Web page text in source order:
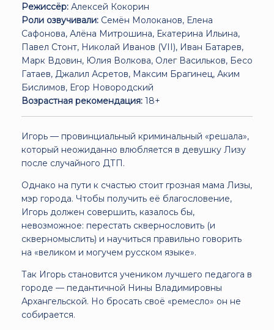
Режиссёр: Алексей Кокорин
Роли озвучивали: Семён Молоканов, Елена
Сафонова, Алёна Митрошина, Екатерина Ильина,
Павел Стонт, Николай Иванов (VII), Иван Батарев,
Марк Вдовин, Юлия Волкова, Олег Васильков, Бесо
Гатаев, Джалил Асретов, Максим Брагинец, Аким
Бислимов, Егор Новородский
Возрастная рекомендация: 18+
Игорь — провинциальный криминальный «решала»,
который неожиданно влюбляется в девушку Лизу
после случайного ДТП.
Однако на пути к счастью стоит грозная мама Лизы,
мэр города. Чтобы получить её благословение,
Игорь должен совершить, казалось бы,
невозможное: перестать сквернословить (и
скверномыслить) и научиться правильно говорить
на «великом и могучем русском языке».
Так Игорь становится учеником лучшего педагога в
городе — педантичной Нины Владимировны
Архангельской. Но бросать своё «ремесло» он не
собирается.